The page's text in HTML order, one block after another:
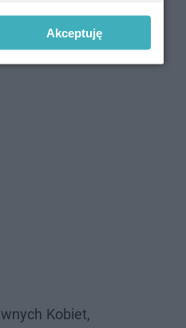
Kobiet,
Akceptuję